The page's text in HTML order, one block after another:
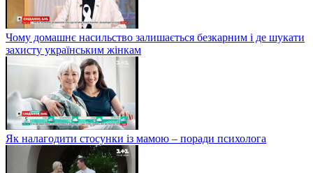
Чому домашнє насильство залишається безкарним і де шукати
захисту українським жінкам
Як налагодити стосунки із мамою – поради психолога